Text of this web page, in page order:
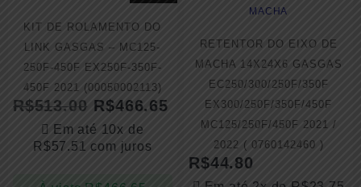
KIT DE ROLAMENTO DO
LINK GASGAS – MC125-
250F-450F EX250F-350F-
450F 2021 (00050002113)
R$513.00 R$466.65
Em até 10x de
R$57.51 com juros
RETENTOR DO EIXO DE
MACHA 14X24X6 GASGAS
EC250/300/250F/350F
EX300/250F/350F/450F
MC125/250F/450F 2021 /
2022 ( 0760142460 )
R$44.80